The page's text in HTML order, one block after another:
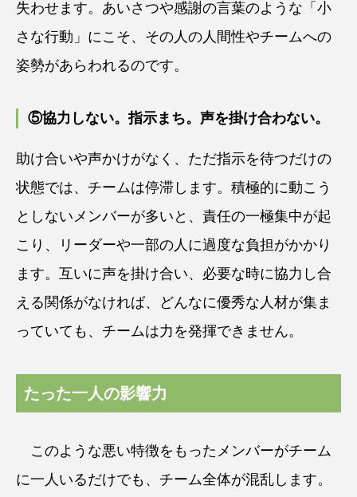
失わせます。あいさつや感謝の言葉のような「小
さな行動」にこそ、その人の人間性やチームへの
姿勢があらわれるのです。
⑤協力しない。指示まち。声を掛け合わない。
助け合いや声かけがなく、ただ指示を待つだけの
状態では、チームは停滞します。積極的に動こう
としないメンバーが多いと、責任の一極集中が起
こり、リーダーや一部の人に過度な負担がかかり
ます。互いに声を掛け合い、必要な時に協力し合
える関係がなければ、どんなに優秀な人材が集ま
っていても、チームは力を発揮できません。
たった一人の影響力
このような悪い特徴をもったメンバーがチーム
に一人いるだけでも、チーム全体が混乱します。